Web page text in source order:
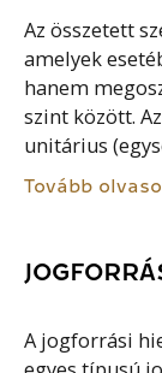
Az összetett
amelyek
hanem
szint között.
unitárius
Tovább
A jogforrási